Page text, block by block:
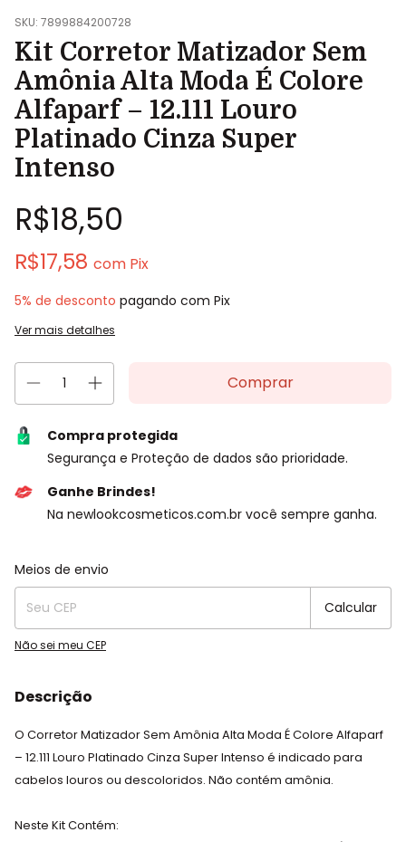
SKU: 7899884200728
Kit Corretor Matizador Sem
Amônia Alta Moda É Colore
Alfaparf – 12.111 Louro
Platinado Cinza Super
Intenso
R$18,50
R$17,58 com Pix
5% de desconto pagando com Pix
Ver mais detalhes
Compra protegida
Segurança e Proteção de dados são prioridade.
Ganhe Brindes!
Na newlookcosmeticos.com.br você sempre ganha.
Entregas para o CEP:
Meios de envio
Calcular
Não sei meu CEP
Descrição
O Corretor Matizador Sem Amônia Alta Moda É Colore Alfaparf
– 12.111 Louro Platinado Cinza Super Intenso é indicado para
cabelos louros ou descoloridos. Não contém amônia.
Neste Kit Contém: